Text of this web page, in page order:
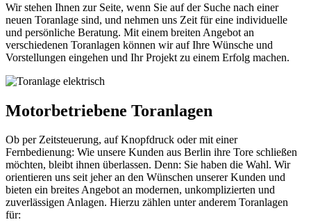
Wir stehen Ihnen zur Seite, wenn Sie auf der Suche nach einer
neuen Toranlage sind, und nehmen uns Zeit für eine individuelle
und persönliche Beratung. Mit einem breiten Angebot an
verschiedenen Toranlagen können wir auf Ihre Wünsche und
Vorstellungen eingehen und Ihr Projekt zu einem Erfolg machen.
Motorbetriebene Toranlagen
Ob per Zeitsteuerung, auf Knopfdruck oder mit einer
Fernbedienung: Wie unsere Kunden aus Berlin ihre Tore schließen
möchten, bleibt ihnen überlassen. Denn: Sie haben die Wahl. Wir
orientieren uns seit jeher an den Wünschen unserer Kunden und
bieten ein breites Angebot an modernen, unkomplizierten und
zuverlässigen Anlagen. Hierzu zählen unter anderem Toranlagen
für: